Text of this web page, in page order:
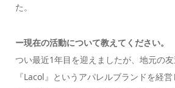
た。
ー現在の活動について教えてください。
つい最近1年目を迎えましたが、地元の
『Lacol』というアパレルブランドを経営